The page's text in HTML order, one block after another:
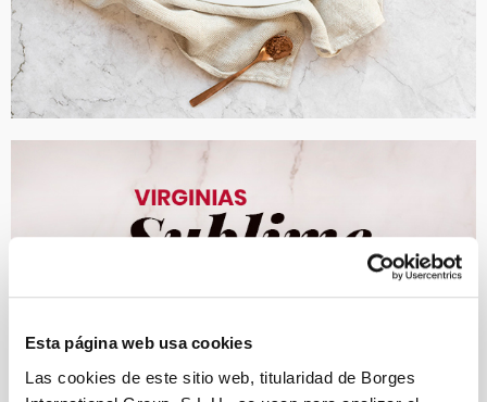
Esta página web usa cookies
Las cookies de este sitio web, titularidad de Borges